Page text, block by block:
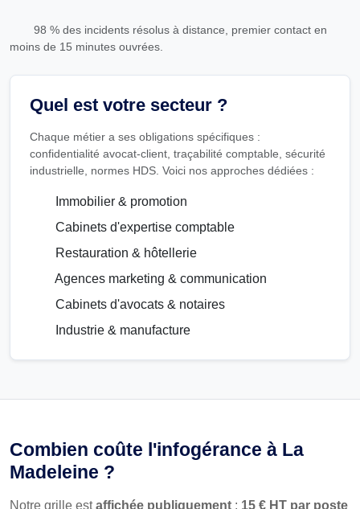
98 % des incidents résolus à distance, premier contact en
moins de 15 minutes ouvrées.
Quel est votre secteur ?
Chaque métier a ses obligations spécifiques :
confidentialité avocat-client, traçabilité comptable, sécurité
industrielle, normes HDS. Voici nos approches dédiées :
Immobilier & promotion
Cabinets d'expertise comptable
Restauration & hôtellerie
Agences marketing & communication
Cabinets d'avocats & notaires
Industrie & manufacture
Combien coûte l'infogérance à La
Madeleine ?
Notre grille estaffichée publiquement : 15 € HT par poste